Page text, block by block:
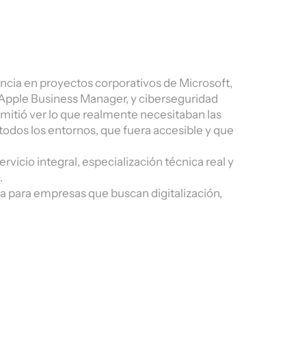
en proyectos corporativos de Microsoft,
Business Manager, y ciberseguridad
ver lo que realmente necesitaban las
los entornos, que fuera accesible y que
integral, especialización técnica real y
para empresas que buscan digitalización,